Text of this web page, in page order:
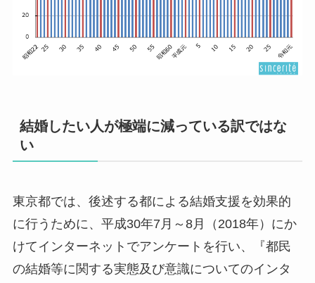
結婚したい人が極端に減っている訳ではな
い
東京都では、後述する都による結婚支援を効果的
に行うために、平成30年7月～8月（2018年）にか
けてインターネットでアンケートを行い、『都民
の結婚等に関する実態及び意識についてのインタ